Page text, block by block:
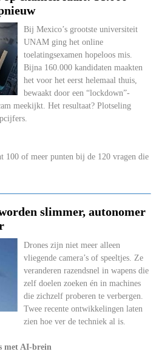
Bij Mexico’s grootste universiteit
UNAM ging het online
toelatingsexamen hopeloos mis.
Bijna 160.000 kandidaten maakten
het voor het eerst helemaal thuis,
bewaakt door een “lockdown”-
meekijkt. Het resultaat? Plotseling
100 of meer punten bij de 120 vragen die
slimmer, autonomer
Drones zijn niet meer alleen
vliegende camera’s of speeltjes. Ze
veranderen razendsnel in wapens die
zelf doelen zoeken én in machines
die zichzelf proberen te verbergen.
Twee recente ontwikkelingen laten
zien hoe ver de techniek al is.
met AI-brein